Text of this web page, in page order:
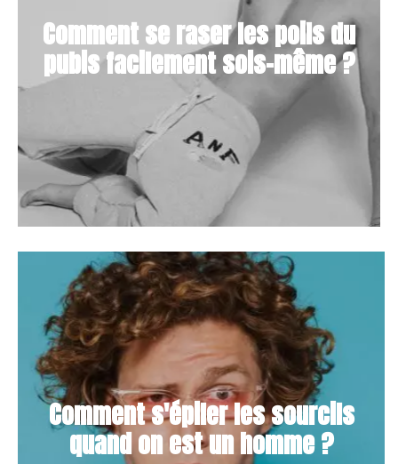
Comment se raser les poils du
pubis facilement sois-même ?
Comment s'épiler les sourcils
quand on est un homme ?